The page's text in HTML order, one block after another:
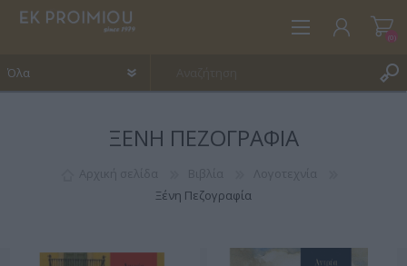
(0)
ΞΈΝΗ ΠΕΖΟΓΡΑΦΊΑ
Ξένη Πεζογραφία